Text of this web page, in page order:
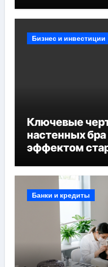
Бизнес и инвестиции
Ключевые
настенных
эффектом
Банки и кредиты